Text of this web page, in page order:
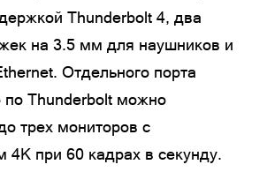
Thunderbolt 4, два
на 3.5 мм для наушников и
Отдельного порта
по Thunderbolt можно
трех мониторов с
4К при 60 кадрах в секунду.